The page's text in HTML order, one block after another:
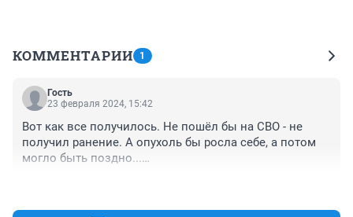
КОММЕНТАРИИ 1
Гость
23 февраля 2024, 15:42
Вот как все получилось. Не пошёл бы на СВО - не
получил ранение. А опухоль бы росла себе, а потом
могло быть поздно...